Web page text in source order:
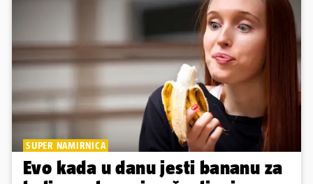
SUPER NAMIRNICA
Evo kada u danu jesti bananu za